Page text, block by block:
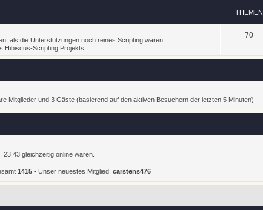
THEMEN
als die Unterstützungen noch reines Scripting waren
Hibiscus-Scripting Projekts
70
Mitglieder und 3 Gäste (basierend auf den aktiven Besuchern der letzten 5 Minuten)
gleichzeitig online waren.
1415 • Unser neuestes Mitglied: carstens476